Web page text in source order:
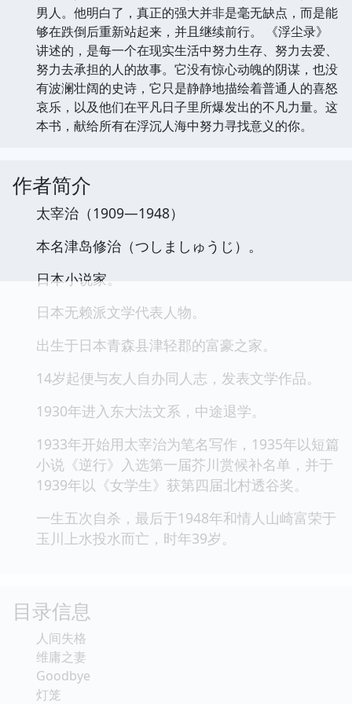
男人。他明白了，真正的强大并非是毫无缺点，而是能
够在跌倒后重新站起来，并且继续前行。 《浮尘录》
讲述的，是每一个在现实生活中努力生存、努力去爱、
努力去承担的人的故事。它没有惊心动魄的阴谋，也没
有波澜壮阔的史诗，它只是静静地描绘着普通人的喜怒
哀乐，以及他们在平凡日子里所爆发出的不凡力量。这
本书，献给所有在浮沉人海中努力寻找意义的你。
作者简介
太宰治（1909—1948）
本名津岛修治（つしましゅうじ）。
日本小说家。
日本无赖派文学代表人物。
出生于日本青森县津轻郡的富豪之家。
14岁起便与友人自办同人志，发表文学作品。
1930年进入东大法文系，中途退学。
1933年开始用太宰治为笔名写作，1935年以短篇
小说《逆行》入选第一届芥川赏候补名单，并于
1939年以《女学生》获第四届北村透谷奖。
一生五次自杀，最后于1948年和情人山崎富荣于
玉川上水投水而亡，时年39岁。
目录信息
人间失格
维庸之妻
Goodbye
灯笼